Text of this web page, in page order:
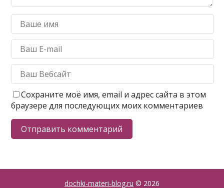
Сохраните моё имя, email и адрес сайта в этом
браузере для последующих моих комментариев
dochki-materi-blog.ru © 2026